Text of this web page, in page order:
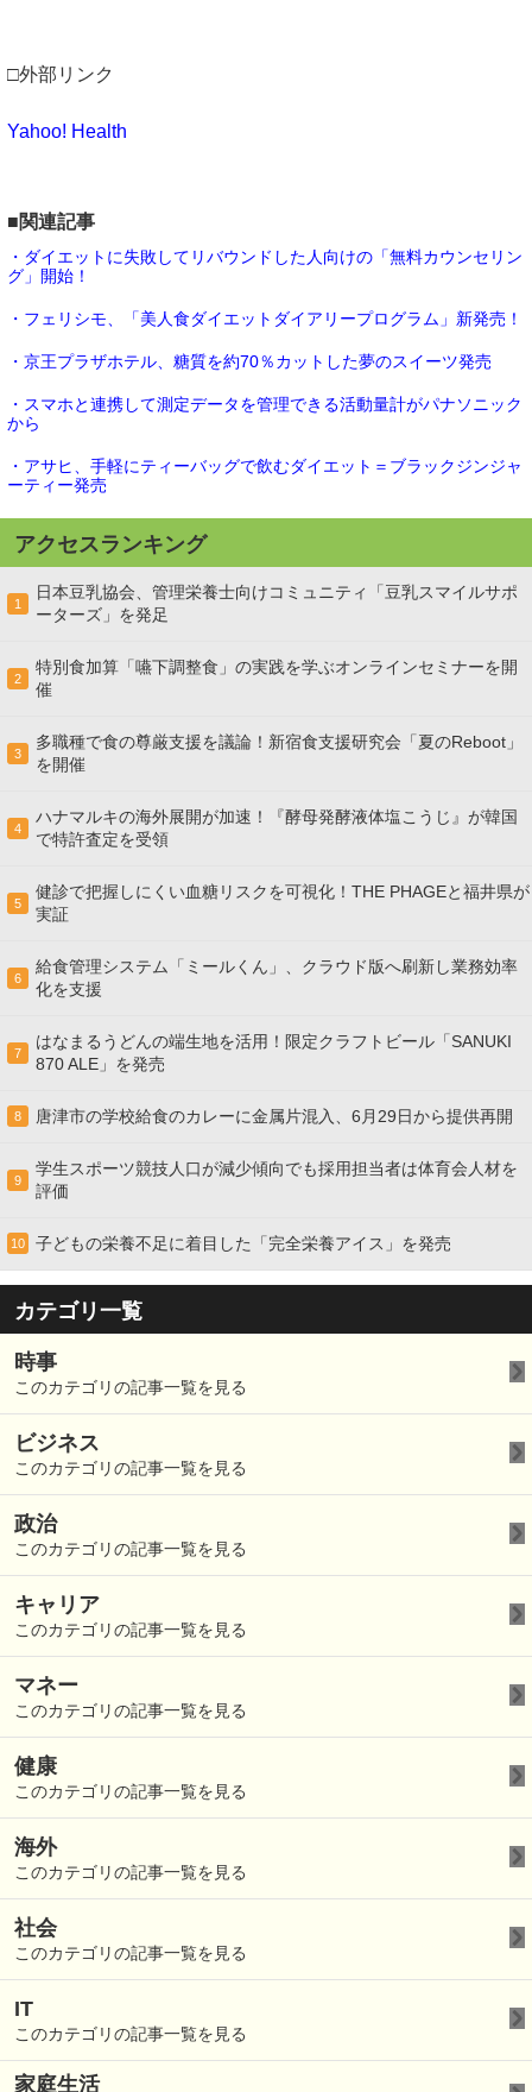
□外部リンク
Yahoo! Health
■関連記事
・ダイエットに失敗してリバウンドした人向けの「無料カウンセリン
グ」開始！
・フェリシモ、「美人食ダイエットダイアリープログラム」新発売！
・京王プラザホテル、糖質を約70％カットした夢のスイーツ発売
・スマホと連携して測定データを管理できる活動量計がパナソニック
から
・アサヒ、手軽にティーバッグで飲むダイエット＝ブラックジンジャ
ーティー発売
アクセスランキング
1
日本豆乳協会、管理栄養士向けコミュニティ「豆乳スマイルサポ
ーターズ」を発足
2
特別食加算「嚥下調整食」の実践を学ぶオンラインセミナーを開
催
3
多職種で食の尊厳支援を議論！新宿食支援研究会「夏のReboot」
を開催
4
ハナマルキの海外展開が加速！『酵母発酵液体塩こうじ』が韓国
で特許査定を受領
5
健診で把握しにくい血糖リスクを可視化！THE PHAGEと福井県が
実証
6
給食管理システム「ミールくん」、クラウド版へ刷新し業務効率
化を支援
7
はなまるうどんの端生地を活用！限定クラフトビール「SANUKI
870 ALE」を発売
8 唐津市の学校給食のカレーに金属片混入、6月29日から提供再開
9
学生スポーツ競技人口が減少傾向でも採用担当者は体育会人材を
評価
10 子どもの栄養不足に着目した「完全栄養アイス」を発売
カテゴリ一覧
時事
このカテゴリの記事一覧を見る
ビジネス
このカテゴリの記事一覧を見る
政治
このカテゴリの記事一覧を見る
キャリア
このカテゴリの記事一覧を見る
マネー
このカテゴリの記事一覧を見る
健康
このカテゴリの記事一覧を見る
海外
このカテゴリの記事一覧を見る
社会
このカテゴリの記事一覧を見る
IT
このカテゴリの記事一覧を見る
家庭生活